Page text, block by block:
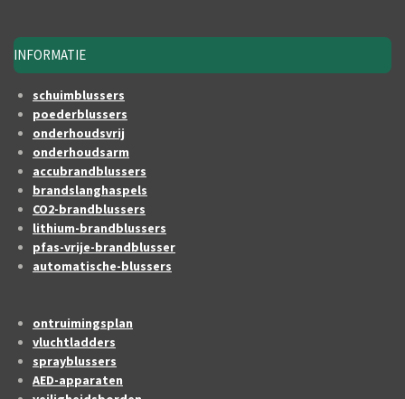
INFORMATIE
schuimblussers
poederblussers
onderhoudsvrij
onderhoudsarm
accubrandblussers
brandslanghaspels
CO2-brandblussers
lithium-brandblussers
pfas-vrije-brandblusser
automatische-blussers
ontruimingsplan
vluchtladders
sprayblussers
AED-apparaten